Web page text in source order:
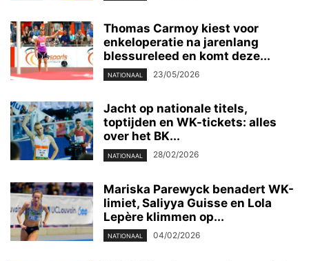
Thomas Carmoy kiest voor
enkeloperatie na jarenlang
blessureleed en komt deze...
NATIONAAL 23/05/2026
Jacht op nationale titels,
toptijden en WK-tickets: alles
over het BK...
NATIONAAL 28/02/2026
Mariska Parewyck benadert WK-
limiet, Saliyya Guisse en Lola
Lepère klimmen op...
NATIONAAL 04/02/2026